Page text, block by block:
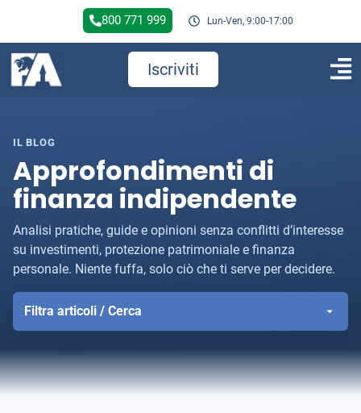
800 771 999 Lun-Ven, 9:00-17:00
Iscriviti
IL BLOG
Approfondimenti di
finanza indipendente
Analisi pratiche, guide e opinioni senza conflitti d’interesse
su investimenti, protezione patrimoniale e finanza
personale. Niente fuffa, solo ciò che ti serve per decidere.
Filtra articoli / Cerca